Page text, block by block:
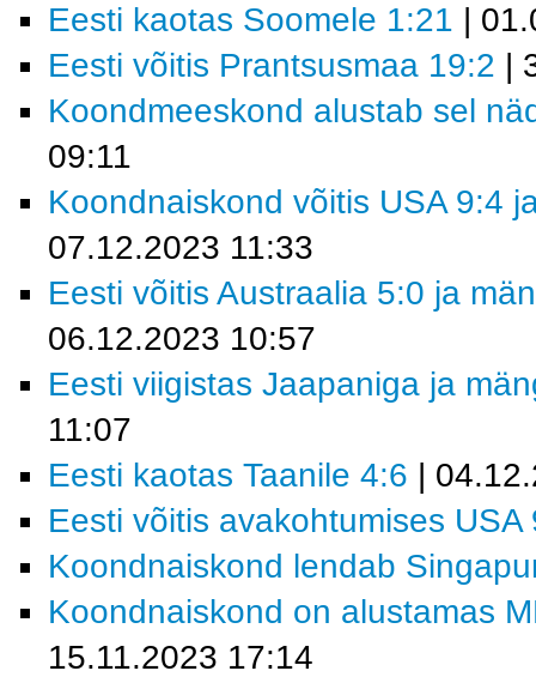
Eesti kaotas Soomele 1:21 |
Eesti võitis Prantsusmaa 19:2 |
Koondmeeskond alustab sel
09:11
Koondnaiskond võitis USA 9:4
07.12.2023 11:33
Eesti võitis Austraalia 5:0 ja
06.12.2023 10:57
Eesti viigistas Jaapaniga ja
11:07
Eesti kaotas Taanile 4:6 |
Eesti võitis avakohtumises USA
Koondnaiskond lendab
Koondnaiskond on alustamas
15.11.2023 17:14